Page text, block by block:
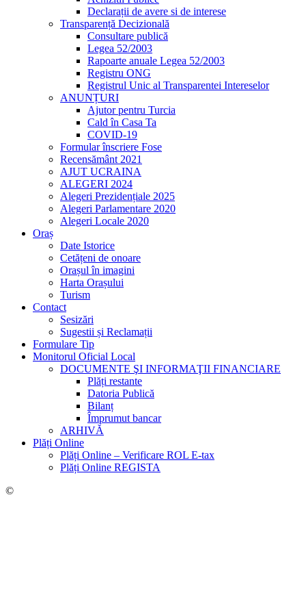
Declarații de avere si de interese
Transparență Decizională
Consultare publică
Legea 52/2003
Rapoarte anuale Legea 52/2003
Registru ONG
Registrul Unic al Transparentei Intereselor
ANUNȚURI
Ajutor pentru Turcia
Cald în Casa Ta
COVID-19
Formular înscriere Fose
Recensământ 2021
AJUT UCRAINA
ALEGERI 2024
Alegeri Prezidențiale 2025
Alegeri Parlamentare 2020
Alegeri Locale 2020
Oraș
Date Istorice
Cetățeni de onoare
Orașul în imagini
Harta Orașului
Turism
Contact
Sesizări
Sugestii și Reclamații
Formulare Tip
Monitorul Oficial Local
DOCUMENTE ŞI INFORMAŢII FINANCIARE
Plăți restante
Datoria Publică
Bilanț
Împrumut bancar
ARHIVĂ
Plăți Online
Plăți Online – Verificare ROL E-tax
Plăți Online REGISTA
©